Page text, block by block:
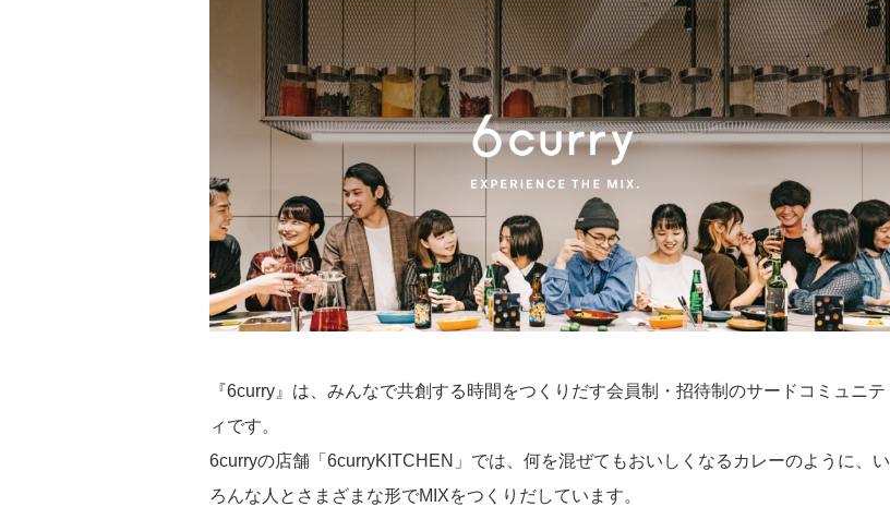
『6curry』は、みんなで共創する時間をつくりだす会員制・招待制のサードコミュニテ
ィです。
6curryの店舗「6curryKITCHEN」では、何を混ぜてもおいしくなるカレーのように、い
ろんな人とさまざまな形でMIXをつくりだしています。